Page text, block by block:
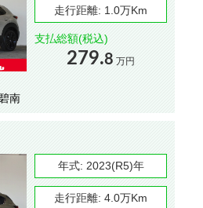
走行距離: 1.0万Km
支払総額(税込)
279.8 万円
南
年式: 2023(R5)年
走行距離: 4.0万Km